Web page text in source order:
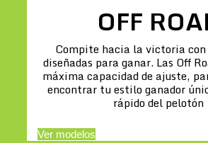
OFF
Compite hacia la victoria con
diseñadas para ganar. Las Off
máxima capacidad de ajuste,
encontrar tu estilo ganador
rápido del pelotón
Ver modelos